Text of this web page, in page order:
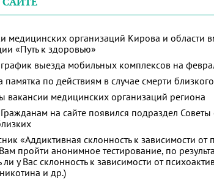
медицинских организаций Кирова и области
«Путь к здоровью»
выезда мобильных комплексов на
памятка по действиям в случае смерти
вакансии медицинских организаций региона
на сайте появился подраздел
«Аддиктивная склонность к зависимости от
пройти анонимное тестирование, по
ли у Вас склонность к зависимости от
и др.)